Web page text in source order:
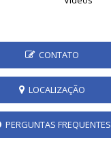
CONTATO
LOCALIZAÇÃO
PERGUNTAS FREQUENTES